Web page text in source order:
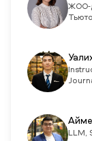
ЖОО-
LLM,